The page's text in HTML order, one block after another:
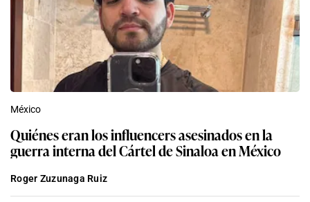
México
Quiénes eran los influencers asesinados en la
guerra interna del Cártel de Sinaloa en México
Roger Zuzunaga Ruiz